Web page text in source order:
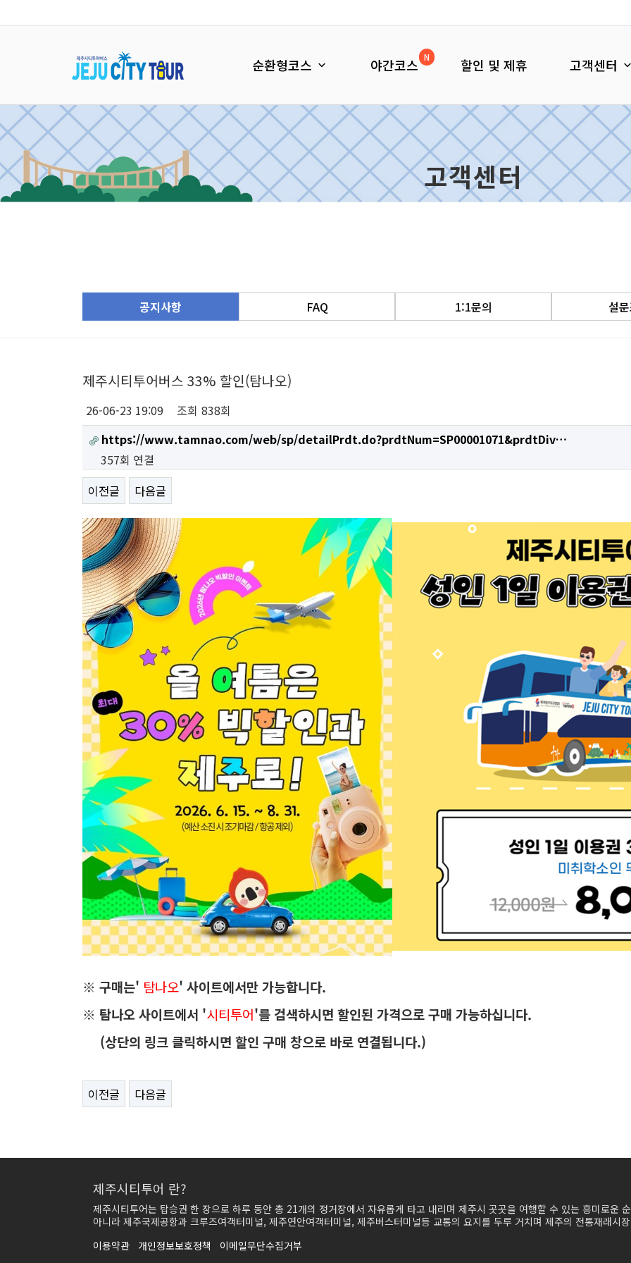
순환형코스 야간코스 N 할인 및 제휴 고객센터
고객센터
공지사항 FAQ 1:1문의 설
제주시티투어버스 33% 할인(탐나오)
26-06-23 19:09 조회 838회
https://www.tamnao.com/web/sp/detailPrdt.do?prdtNum=SP00001071&prdtDiv…
357회 연결
이전글
다음글
※ 구매는' 탐나오' 사이트에서만 가능합니다.
※ 탐나오 사이트에서 '시티투어'를 검색하시면 할인된 가격으로 구매 가능하십니다.
(상단의 링크 클릭하시면 할인 구매 창으로 바로 연결됩니다.)
이전글 다음글
제주시티투어 란?
제주시티투어는 탑승권 한 장으로 하루 동안 총 21개의 정거장에서 자유롭게 타고 내리며 제주시 곳곳을 여행할 수 있는 흥미로운
아니라 제주국제공항과 크루즈여객터미널, 제주연안여객터미널, 제주버스터미널등 교통의 요지를 두루 거치며 제주의 전통재래시
이용약관
개인정보보호정책
이메일무단수집거부